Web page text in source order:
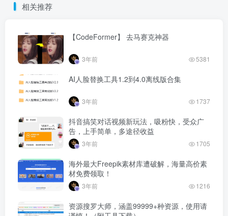
相关推荐
【CodeFormer】 去马赛克神器
3年前 5381
AI人脸替换工具1.2到4.0离线版合集
3年前 1737
抖音搞笑对话视频新玩法，吸粉快，受众广
告，上手简单，多途径收益
3年前 1705
海外最大Freepik素材库遭破解，海量高价素
材免费领取！
3年前 1216
资源搜罗大师，涵盖99999+种资源，使用请